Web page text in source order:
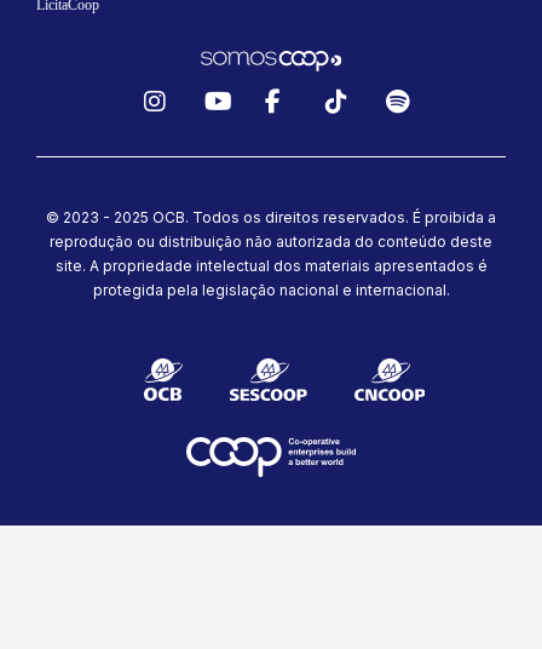
LicitaCoop
© 2023 - 2025 OCB. Todos os direitos reservados. É proibida a
reprodução ou distribuição não autorizada do conteúdo deste
site. A propriedade intelectual dos materiais apresentados é
protegida pela legislação nacional e internacional.